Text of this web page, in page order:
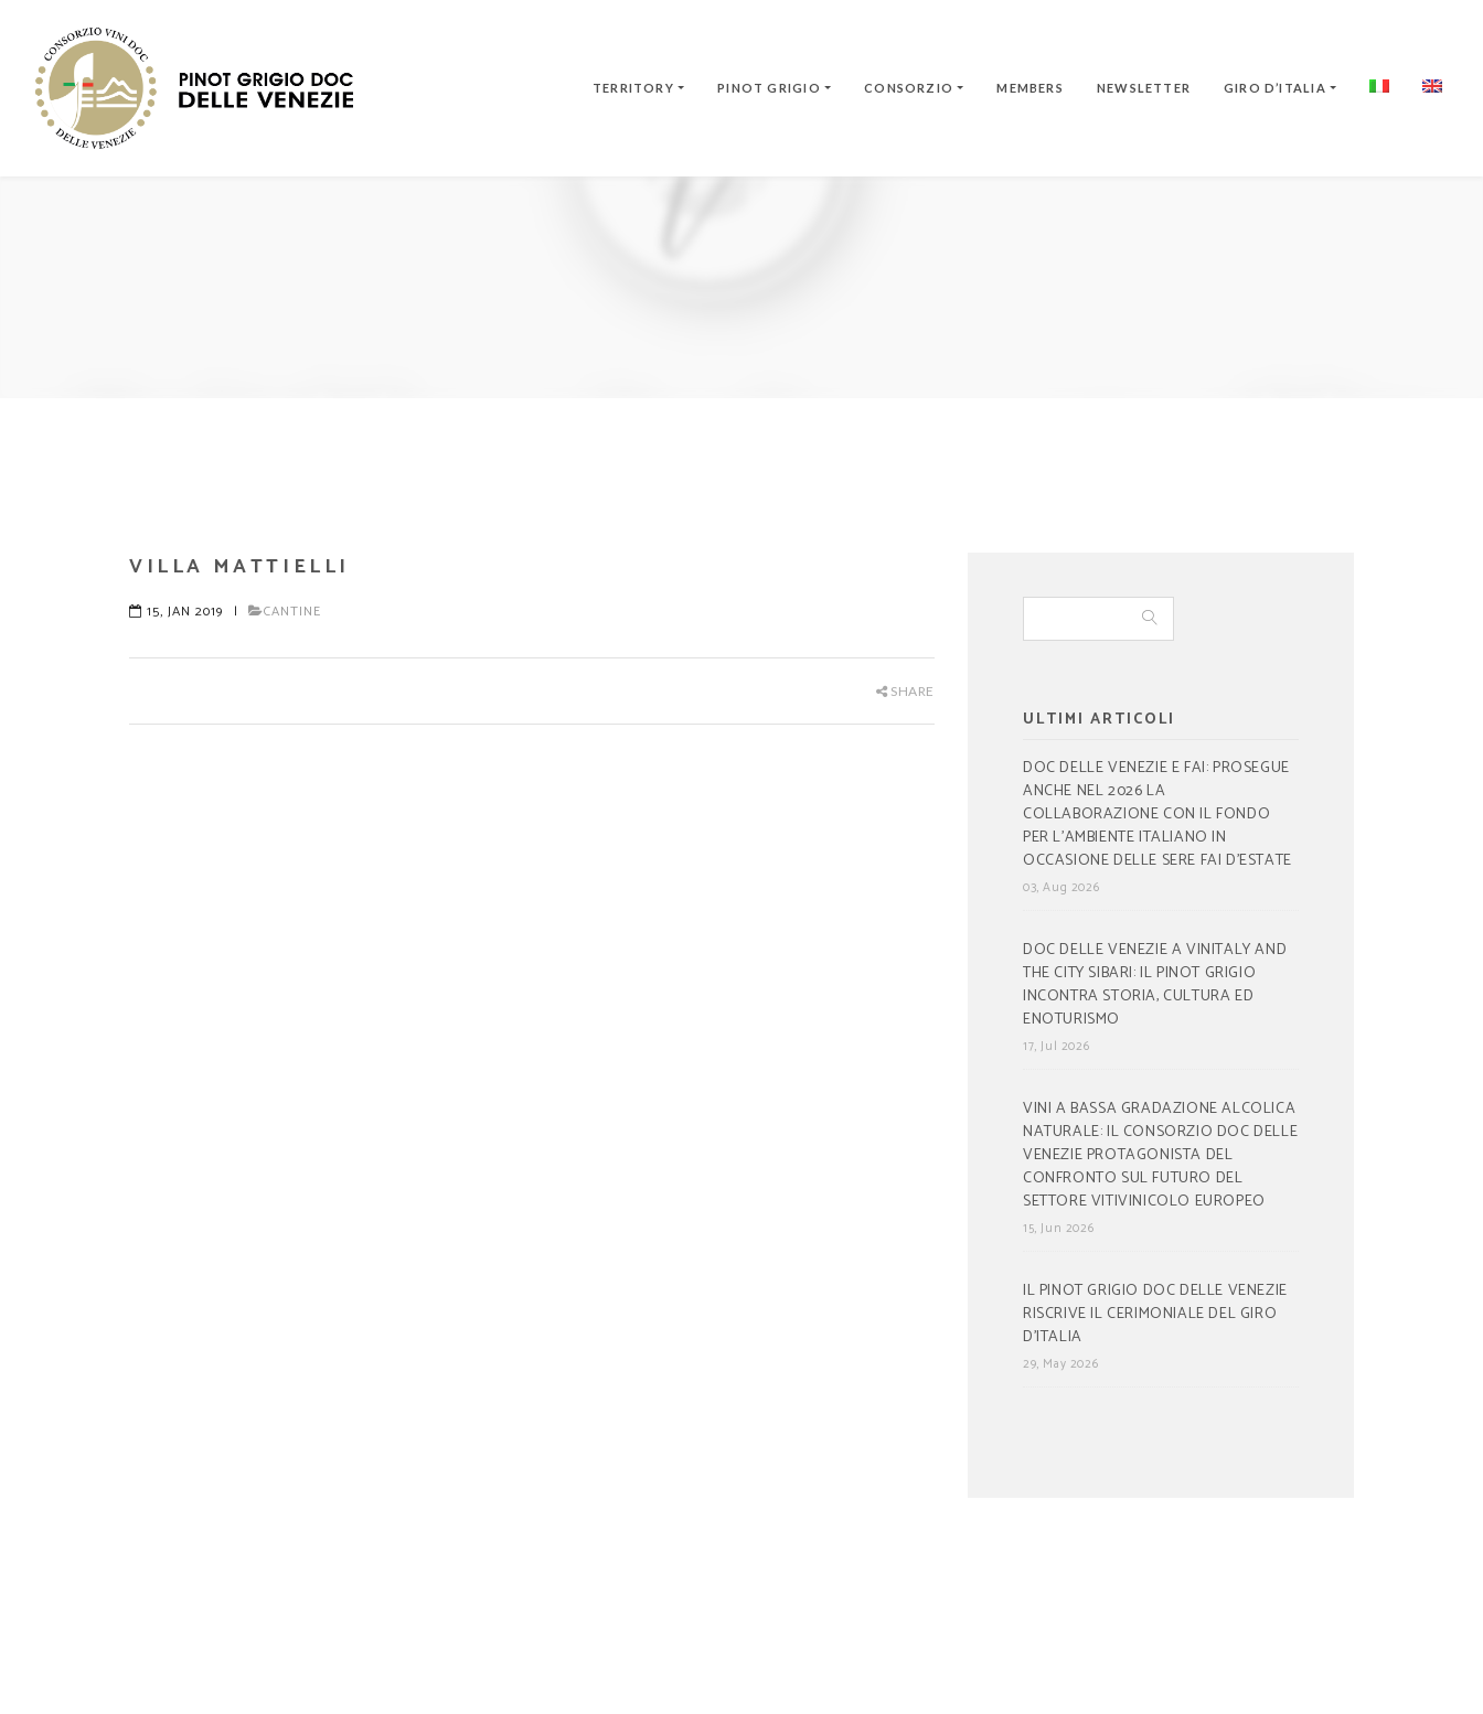
TERRITORY PINOT GRIGIO CONSORZIO MEMBERS NEWSLETTER GIRO D’ITALIA
VILLA MATTIELLI
15, JAN 2019 | CANTINE
SHARE
ULTIMI ARTICOLI
DOC DELLE VENEZIE E FAI: PROSEGUE
ANCHE NEL 2026 LA
COLLABORAZIONE CON IL FONDO
PER L’AMBIENTE ITALIANO IN
OCCASIONE DELLE SERE FAI D’ESTATE
03, Aug 2026
DOC DELLE VENEZIE A VINITALY AND
THE CITY SIBARI: IL PINOT GRIGIO
INCONTRA STORIA, CULTURA ED
ENOTURISMO
17, Jul 2026
VINI A BASSA GRADAZIONE ALCOLICA
NATURALE: IL CONSORZIO DOC DELLE
VENEZIE PROTAGONISTA DEL
CONFRONTO SUL FUTURO DEL
SETTORE VITIVINICOLO EUROPEO
15, Jun 2026
IL PINOT GRIGIO DOC DELLE VENEZIE
RISCRIVE IL CERIMONIALE DEL GIRO
D’ITALIA
29, May 2026